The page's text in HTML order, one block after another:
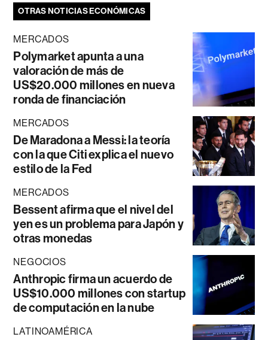
OTRAS NOTICIAS ECONÓMICAS
MERCADOS
Polymarket apunta a una
valoración de más de
US$20.000 millones en nueva
ronda de financiación
MERCADOS
De Maradona a Messi: la teoría
con la que Citi explica el nuevo
estilo de la Fed
MERCADOS
Bessent afirma que el nivel del
yen es un problema para Japón y
otras monedas
NEGOCIOS
Anthropic firma un acuerdo de
US$10.000 millones con startup
de computación en la nube
LATINOAMÉRICA